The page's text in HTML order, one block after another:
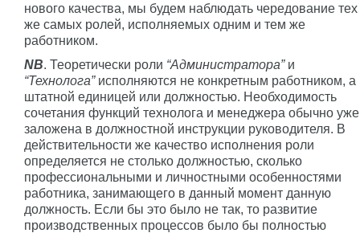
нового качества, мы будем наблюдать чередование тех
же самых ролей, исполняемых одним и тем же
работником.
NB. Теоретически роли “Администратора”и
“Технолога” исполняются не конкретным работником, а
штатной единицей или должностью. Необходимость
сочетания функций технолога и менеджера обычно уже
заложена в должностной инструкции руководителя. В
действительности же качество исполнения роли
определяется не столько должностью, сколько
профессиональными и личностными особенностями
работника, занимающего в данный момент данную
должность. Если бы это было не так, то развитие
производственных процессов было бы полностью